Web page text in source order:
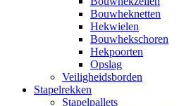
Bouwheknetten
Hekwielen
Bouwhekschoren
Hekpoorten
Opslag
Veiligheidsborden
Stapelrekken
Stapelpallets